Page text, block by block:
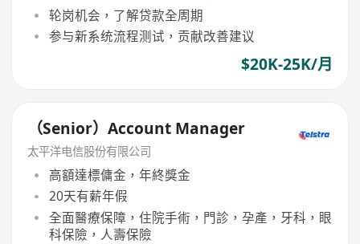
轮岗机会，了解贷款全周期
参与新系统流程测试，贡献改善建议
$20K-25K/月
（Senior）Account Manager
太平洋电信股份有限公司
高額達標傭金，年終獎金
20天有薪年假
全面醫療保障，住院手術，門診，孕產，牙科，眼
科保險，人壽保險